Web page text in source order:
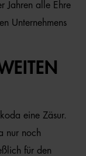
Jahren alle Ehre
Unternehmens
eine Zäsur.
nur noch
für den